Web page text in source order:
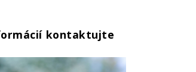
kontaktujte